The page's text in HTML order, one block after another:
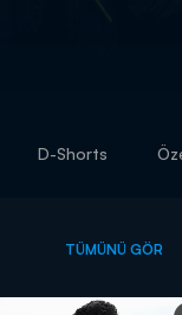
D-Shorts
TÜMÜNÜ GÖR